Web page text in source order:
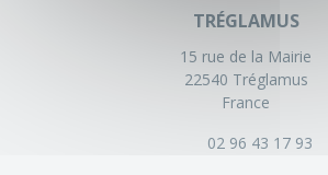
TRÉGLAMUS
15 rue de la Mairie
22540 Tréglamus
France
02 96 43 17 93